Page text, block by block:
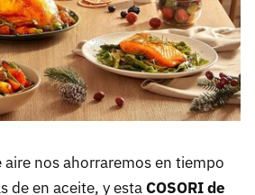
nos ahorraremos en tiempo
de en aceite, y estaCOSORI de